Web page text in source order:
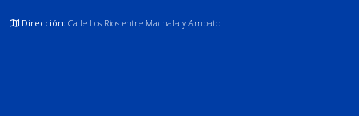
Dirección: Calle Los Ríos entre Machala y Ambato.